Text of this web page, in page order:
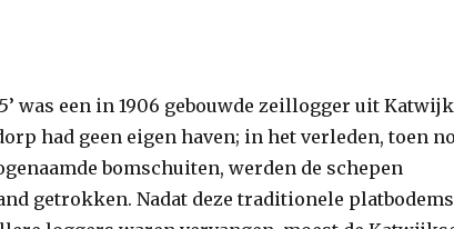
5’ was een in 1906 gebouwde zeillogger uit
had geen eigen haven; in het verleden, toen
bomschuiten, werden de schepen
getrokken. Nadat deze traditionele platbodems